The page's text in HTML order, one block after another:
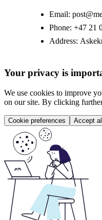
Email:
Phone: +47 21
Address:
Your privacy is
We use cookies to improve
on our site. By clicking
Cookie preferences Accept all